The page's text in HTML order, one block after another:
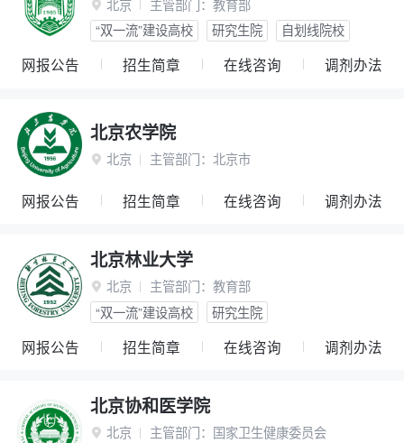
 北京 主管部门： 教育部
“双一流”建设高校
研究生院 自划线院校
网报公告 招生简章 在线咨询 调剂办法
北京农学院
 北京 主管部门： 北京市
网报公告 招生简章 在线咨询 调剂办法
北京林业大学
 北京 主管部门： 教育部
“双一流”建设高校
研究生院
网报公告 招生简章 在线咨询 调剂办法
北京协和医学院
 北京 主管部门： 国家卫生健康委员会